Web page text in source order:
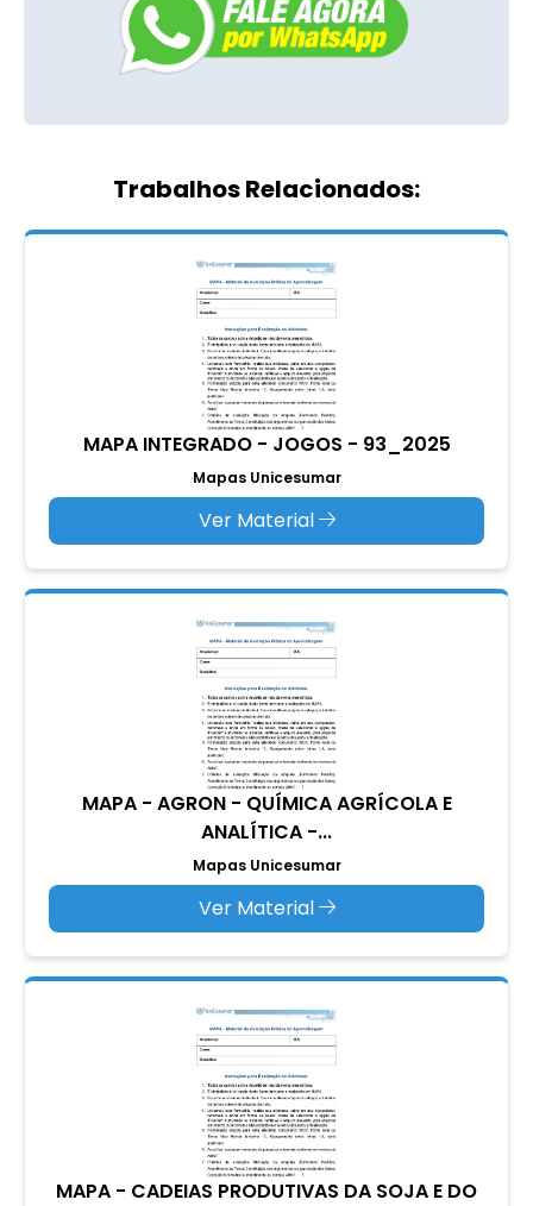
Trabalhos Relacionados:
MAPA INTEGRADO - JOGOS - 93_2025
Mapas Unicesumar
Ver Material
MAPA - AGRON - QUÍMICA AGRÍCOLA E
ANALÍTICA -...
Mapas Unicesumar
Ver Material
MAPA - CADEIAS PRODUTIVAS DA SOJA E DO